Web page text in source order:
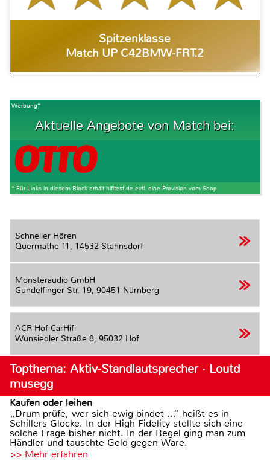
Spitzenklasse
Match UP C42BMW-FRT.2
Werbung*
Aktuelle Angebote von Match bei:
* Für Links in diesem Block erhält hifitest.de evtl. eine Provision vom Shop
Schneller Hören
Quermathe 11, 14532 Stahnsdorf
Monsteraudio GmbH
Gundelfinger Str. 19, 90451 Nürnberg
ACR Hof CarHifi
Wunsiedler Straße 8, 95032 Hof
Topthema: Aktiv-Standlautsprecher · Loutd
musegg
Kaufen oder leihen
„Drum prüfe, wer sich ewig bindet ...“ heißt es in
Schillers Glocke. In der High Fidelity stellte sich eine
solche Frage bisher nicht. In der Regel ging man zum
Händler und tauschte Geld gegen Ware.
>> Mehr erfahren